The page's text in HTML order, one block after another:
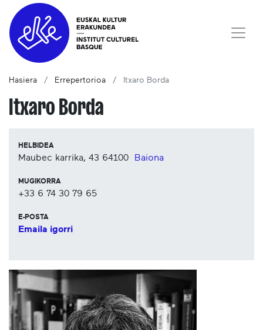
Hasiera Errepertorioa Itxaro Borda
Itxaro Borda
HELBIDEA
Maubec karrika, 43 64100 Baiona
MUGIKORRA
+33 6 74 30 79 65
E-POSTA
Emaila igorri